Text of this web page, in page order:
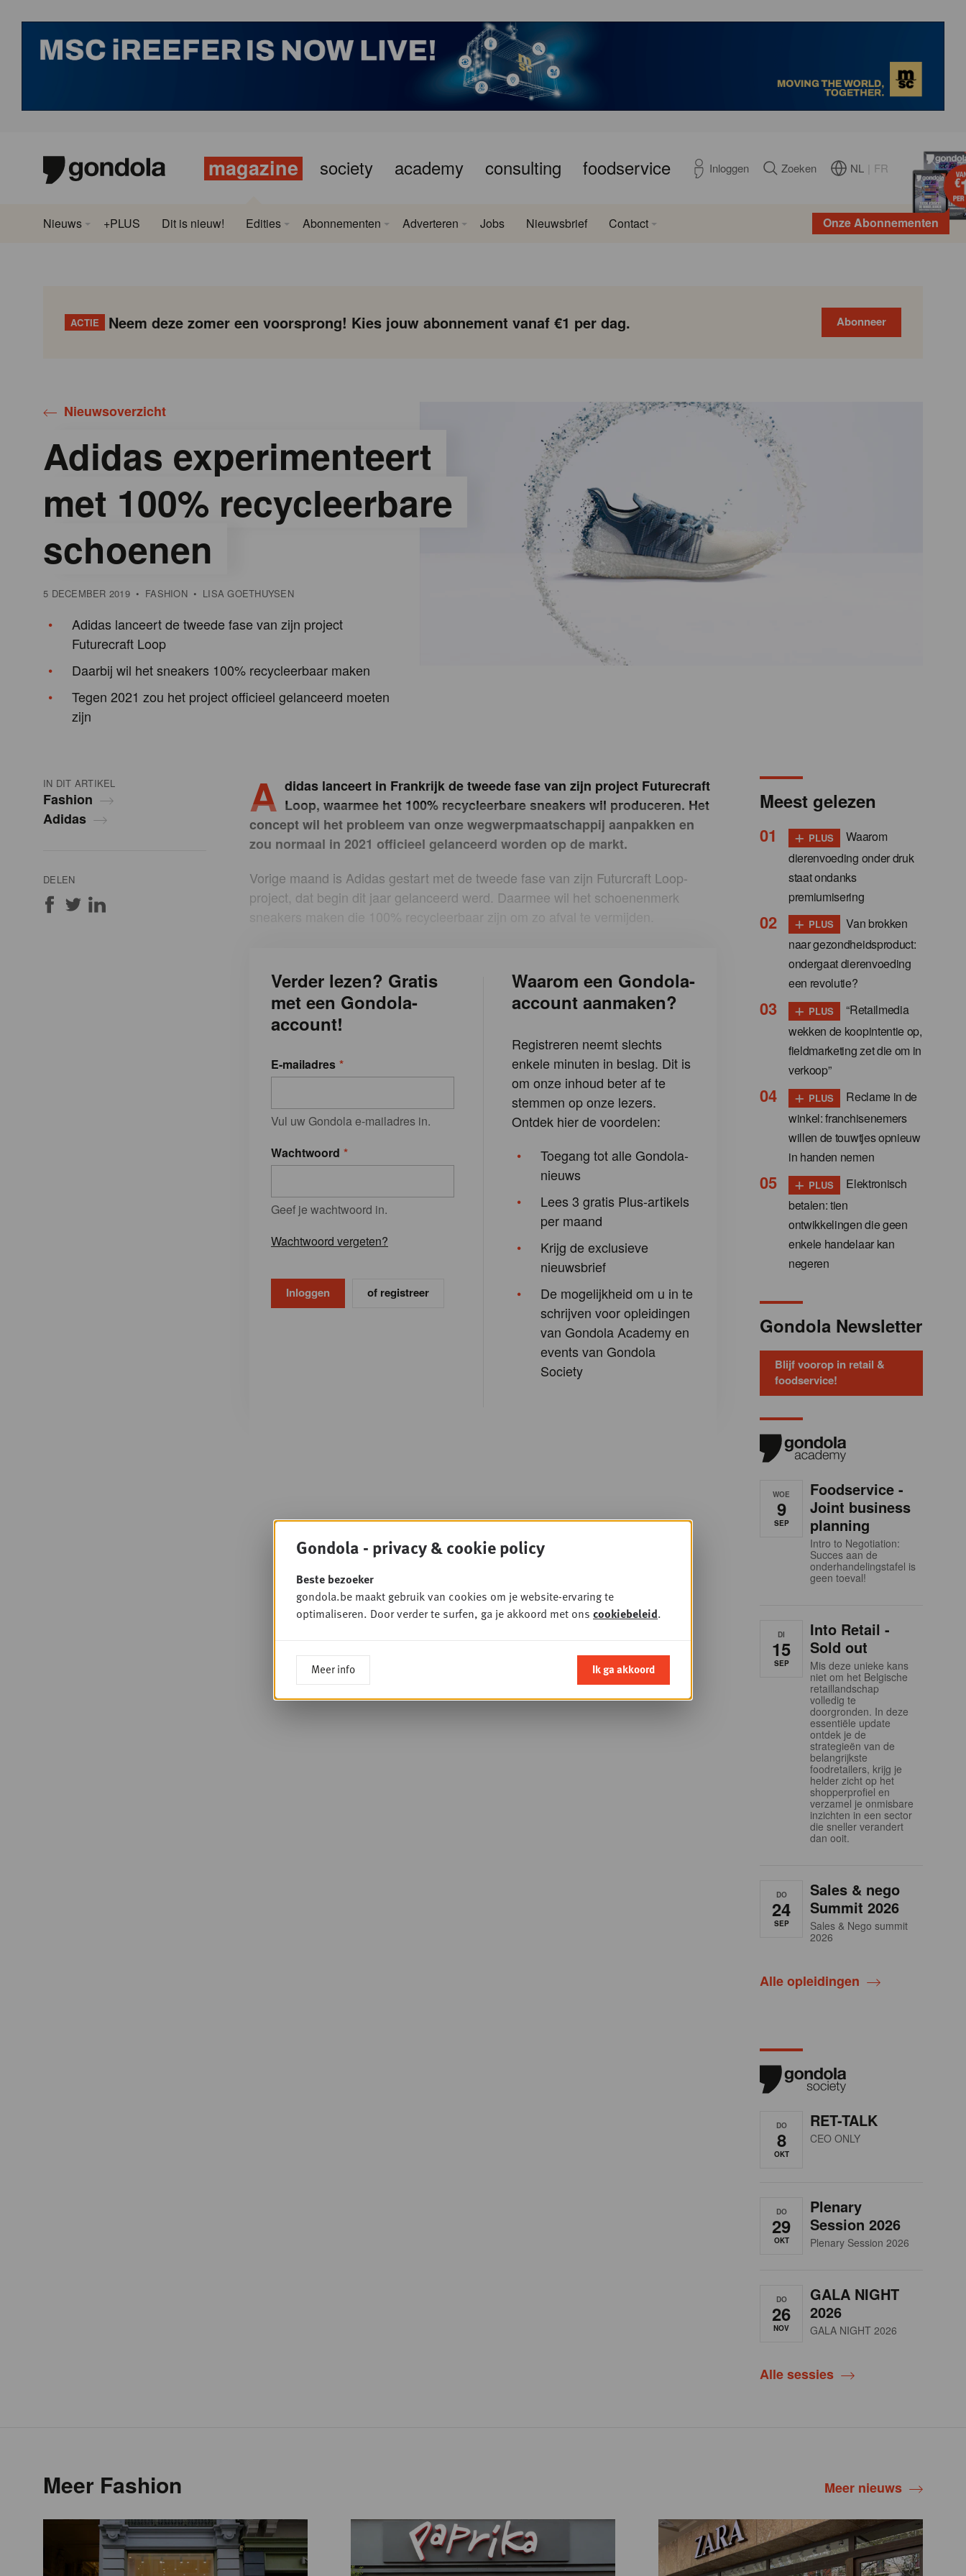
magazine society academy consulting foodservice Inloggen Zoeken NL FR
Onze Abonnementen
Nieuws +PLUS Dit is nieuw! Edities Abonnementen Adverteren Jobs Nieuwsbrief Contact
ACTIE Neem deze zomer een voorsprong! Kies jouw abonnement vanaf €1 per dag. Abonneer
Nieuwsoverzicht
Adidas experimenteert
met 100% recycleerbare
schoenen
5 DECEMBER 2019 • FASHION • LISA GOETHUYSEN
Adidas lanceert de tweede fase van zijn project
Futurecraft Loop
Daarbij wil het sneakers 100% recycleerbaar maken
Tegen 2021 zou het project officieel gelanceerd moeten
zijn
IN DIT ARTIKEL
Fashion
Adidas
DELEN
A didas lanceert in Frankrijk de tweede fase van zijn project Futurecraft
Loop, waarmee het 100% recycleerbare sneakers wil produceren. Het
concept wil het probleem van onze wegwerpmaatschappij aanpakken en
zou normaal in 2021 officieel gelanceerd worden op de markt.
Vorige maand is Adidas gestart met de tweede fase van zijn Futurcraft Loop-
project, dat begin dit jaar gelanceerd werd. Daarmee wil het schoenenmerk
sneakers maken die 100% recycleerbaar zijn om zo afval te vermijden.
Verder lezen? Gratis
met een Gondola-
account!
E-mailadres
Vul uw Gondola e-mailadres in.
Wachtwoord
Geef je wachtwoord in.
Wachtwoord vergeten?
of registreer
Waarom een Gondola-
account aanmaken?
Registreren neemt slechts
enkele minuten in beslag. Dit is
om onze inhoud beter af te
stemmen op onze lezers.
Ontdek hier de voordelen:
Toegang tot alle Gondola-
nieuws
Lees 3 gratis Plus-artikels
per maand
Krijg de exclusieve
nieuwsbrief
De mogelijkheid om u in te
schrijven voor opleidingen
van Gondola Academy en
events van Gondola
Society
Meest gelezen
+ PLUS
Waarom
dierenvoeding onder druk
staat ondanks
premiumisering
+ PLUS
Van brokken
naar gezondheidsproduct:
ondergaat dierenvoeding
een revolutie?
+ PLUS
“Retailmedia
wekken de koopintentie op,
fieldmarketing zet die om in
verkoop”
+ PLUS
Reclame in de
winkel: franchisenemers
willen de touwtjes opnieuw
in handen nemen
+ PLUS
Elektronisch
betalen: tien
ontwikkelingen die geen
enkele handelaar kan
negeren
Gondola Newsletter
Blijf voorop in retail &
foodservice!
WOE
9
SEP
Foodservice -
Joint business
planning
Intro to Negotiation:
Succes aan de
onderhandelingstafel is
geen toeval!
DI
15
SEP
Into Retail -
Sold out
Mis deze unieke kans
niet om het Belgische
retaillandschap
volledig te
doorgronden. In deze
essentiële update
ontdek je de
strategieën van de
belangrijkste
foodretailers, krijg je
helder zicht op het
shopperprofiel en
verzamel je onmisbare
inzichten in een sector
die sneller verandert
dan ooit.
DO
24
SEP
Sales & nego
Summit 2026
Sales & Nego summit
2026
Alle opleidingen
DO
8
OKT
RET-TALK
CEO ONLY
DO
29
OKT
Plenary
Session 2026
Plenary Session 2026
DO
26
NOV
GALA NIGHT
2026
GALA NIGHT 2026
Alle sessies
Meer Fashion Meer nieuws
Gondola - privacy & cookie policy
Beste bezoeker
gondola.be maakt gebruik van cookies om je website-ervaring te
optimaliseren. Door verder te surfen, ga je akkoord met ons cookiebeleid.
Meer info Ik ga akkoord